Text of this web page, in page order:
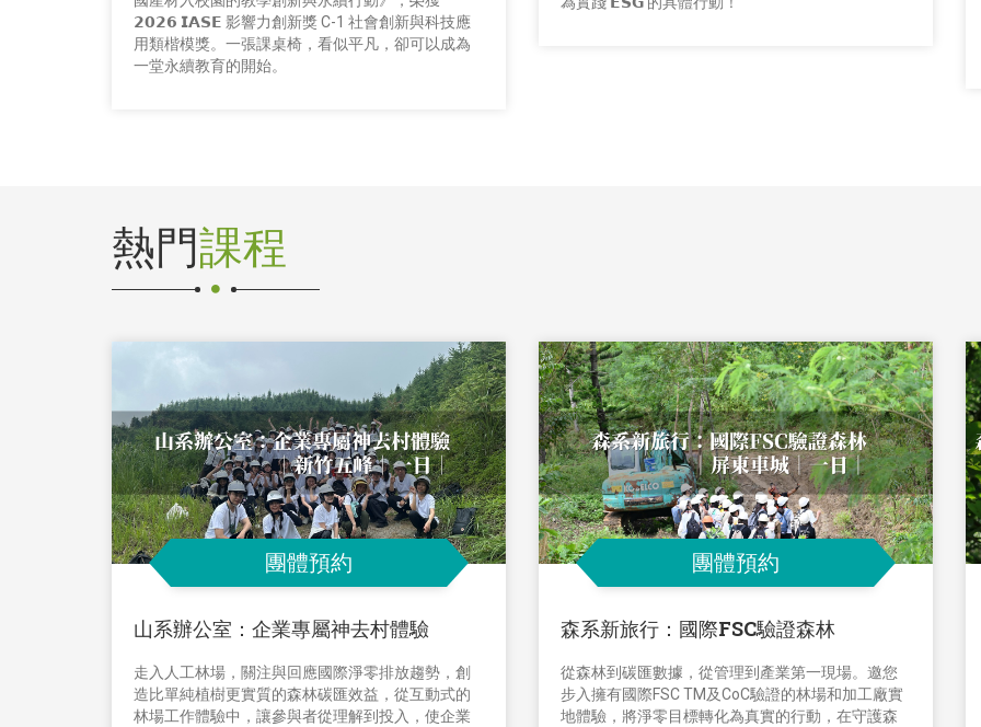
𝟮𝟬𝟮𝟲 𝗜𝗔𝗦𝗘 影響力創新獎 C-1 社會創新與科技應
用類楷模獎。一張課桌椅，看似平凡，卻可以成為
一堂永續教育的開始。
熱門課程
團體預約
山系辦公室：企業專屬神去村體驗
走入人工林場，關注與回應國際淨零排放趨勢，創
造比單純植樹更實質的森林碳匯效益，從互動式的
林場工作體驗中，讓參與者從理解到投入，使企業
團體預約
森系新旅行：國際FSC驗證森林
從森林到碳匯數據，從管理到產業第一現場。邀您
步入擁有國際FSC TM及CoC驗證的林場和加工廠實
地體驗，將淨零目標轉化為真實的行動，在守護森